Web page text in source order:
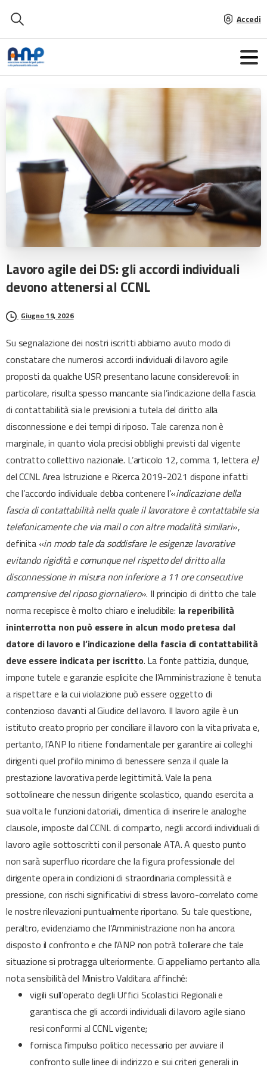
Accedi
Lavoro agile dei DS: gli accordi individuali
devono attenersial CCNL
Giugno 19, 2026
Su segnalazione dei nostri iscritti abbiamo avuto modo di
constatare che numerosi accordi individuali di lavoro agile
proposti da qualche USR presentano lacune considerevoli: in
particolare, risulta spesso mancante sia l’indicazione della fascia
di contattabilità sia le previsioni a tutela del diritto alla
disconnessione e dei tempi di riposo. Tale carenza non è
marginale, in quanto viola precisi obblighi previsti dal vigente
contratto collettivo nazionale. L’articolo 12, comma 1, letterae)
del CCNL Area Istruzione e Ricerca 2019-2021 dispone infatti
che l’accordo individuale debba contenere l’«indicazione della
fascia di contattabilità nella quale il lavoratore è contattabile sia
telefonicamente che via mail o con altre modalità similari»,
definita «in modo tale da soddisfare le esigenze lavorative
evitando rigidità e comunque nel rispetto del diritto alla
disconnessione in misura non inferiore a 11 ore consecutive
comprensive del riposo giornaliero». Il principio di diritto che tale
norma recepisce è molto chiaro e ineludibile: la reperibilità
ininterrotta non può essere in alcun modo pretesa dal
datore di lavoro e l’indicazione della fascia di contattabilità
deve essere indicata per iscritto. La fonte pattizia, dunque,
impone tutele e garanzie esplicite che l’Amministrazione è tenuta
a rispettare e la cui violazione può essere oggetto di
contenzioso davanti al Giudice del lavoro. Il lavoro agile è un
istituto creato proprio per conciliare il lavoro con la vita privata e,
pertanto, l’ANP lo ritiene fondamentale per garantire ai colleghi
dirigenti quel profilo minimo di benessere senza il quale la
prestazione lavorativa perde legittimità. Vale la pena
sottolineare che nessun dirigente scolastico, quando esercita a
sua volta le funzioni datoriali, dimentica di inserire le analoghe
clausole, imposte dal CCNL di comparto, negli accordi individuali di
lavoro agile sottoscritti con il personale ATA. A questo punto
non sarà superfluo ricordare che la figura professionale del
dirigente opera in condizioni di straordinaria complessità e
pressione, con rischi significativi di stress lavoro-correlato come
le nostre rilevazioni puntualmente riportano. Su tale questione,
peraltro, evidenziamo che l’Amministrazione non ha ancora
disposto il confronto e che l’ANP non potrà tollerare che tale
situazione si protragga ulteriormente. Ci appelliamo pertanto alla
nota sensibilità del Ministro Valditara affinché:
vigili sull’operato degli Uffici Scolastici Regionali e
garantisca che gli accordi individuali di lavoro agile siano
resi conformi al CCNL vigente;
fornisca l’impulso politico necessario per avviare il
confronto sulle linee di indirizzo e sui criteri generali in